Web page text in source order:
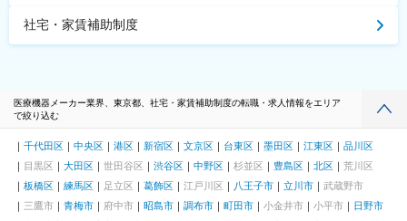
社宅・家賃補助制度
医療機器メーカー業界、東京都、社宅・家賃補助制度の転職・求人情報をエリア
で絞り込む
千代田区 中央区 港区 新宿区 文京区 台東区 墨田区 江東区
品川区
目黒区
大田区 世田谷区 渋谷区 中野区 杉並区 豊島区 北区
荒川区
板橋区
練馬区 足立区 葛飾区 江戸川区 八王子市 立川市
武蔵野市
三鷹市
青梅市 府中市 昭島市 調布市 町田市 小金井市 小平市
日野市